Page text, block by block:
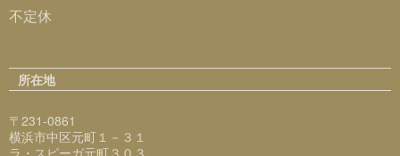
不定休
所在地
〒231-0861
横浜市中区元町１－３１
ラ・スピーガ元町３０３